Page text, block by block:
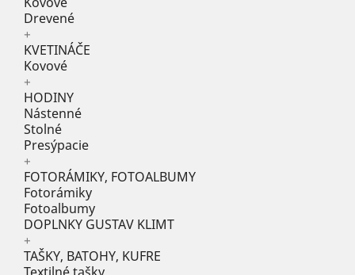
Drevené
+
KVETINÁČE
Kovové
+
HODINY
Nástenné
Stolné
Presýpacie
+
FOTORÁMIKY, FOTOALBUMY
Fotorámiky
Fotoalbumy
DOPLNKY GUSTAV KLIMT
+
TAŠKY, BATOHY, KUFRE